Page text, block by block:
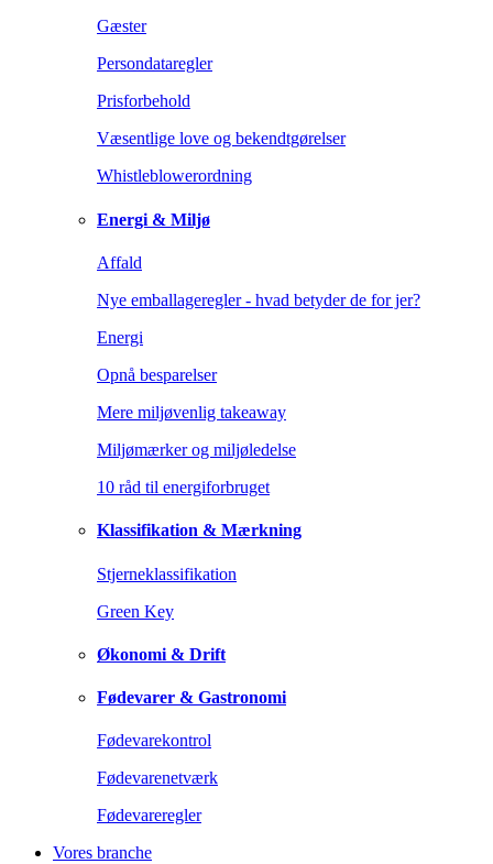
Gæster
Persondataregler
Prisforbehold
Væsentlige love og bekendtgørelser
Whistleblowerordning
Energi & Miljø
Affald
Nye emballageregler - hvad betyder de for jer?
Energi
Opnå besparelser
Mere miljøvenlig takeaway
Miljømærker og miljøledelse
10 råd til energiforbruget
Klassifikation & Mærkning
Stjerneklassifikation
Green Key
Økonomi & Drift
Fødevarer & Gastronomi
Fødevarekontrol
Fødevarenetværk
Fødevareregler
Vores branche